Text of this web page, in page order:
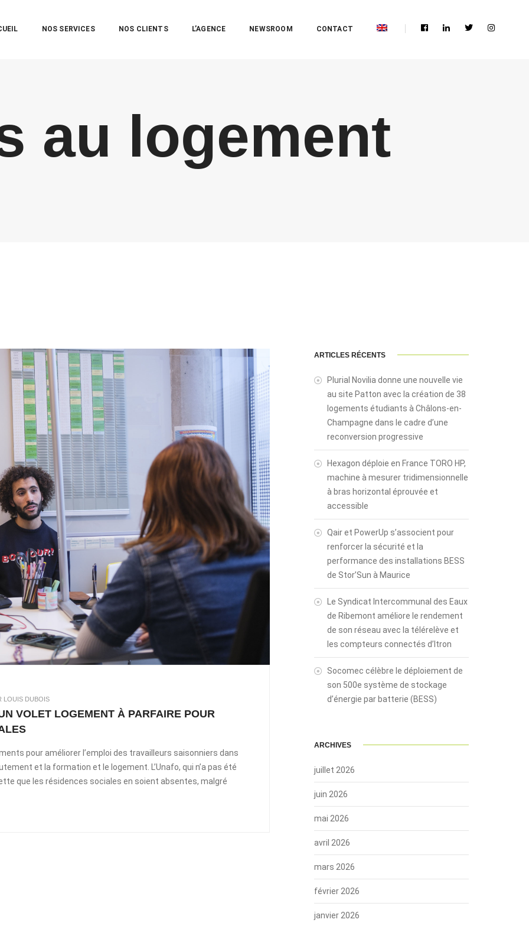
NOS SERVICES NOS CLIENTS L’AGENCE NEWSROOM CONTACT
au logement
LOUIS DUBOIS
VOLET LOGEMENT À PARFAIRE POUR
pour améliorer l’emploi des travailleurs saisonniers dans
et la formation et le logement. L’Unafo, qui n’a pas été
que les résidences sociales en soient absentes, malgré
ARTICLES RÉCENTS
Plurial Novilia donne une nouvelle vie
au site Patton avec la création de 38
logements étudiants à Châlons-en-
Champagne dans le cadre d’une
reconversion progressive
Hexagon déploie en France TORO HP,
machine à mesurer tridimensionnelle
à bras horizontal éprouvée et
accessible
Qair et PowerUp s’associent pour
renforcer la sécurité et la
performance des installations BESS
de Stor’Sun à Maurice
Le Syndicat Intercommunal des Eaux
de Ribemont améliore le rendement
de son réseau avec la télérelève et
les compteurs connectés d’Itron
Socomec célèbre le déploiement de
son 500e système de stockage
d’énergie par batterie (BESS)
ARCHIVES
juillet 2026
juin 2026
mai 2026
avril 2026
mars 2026
février 2026
janvier 2026